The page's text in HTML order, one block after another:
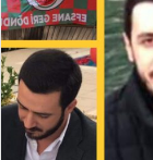
s
t
a
g